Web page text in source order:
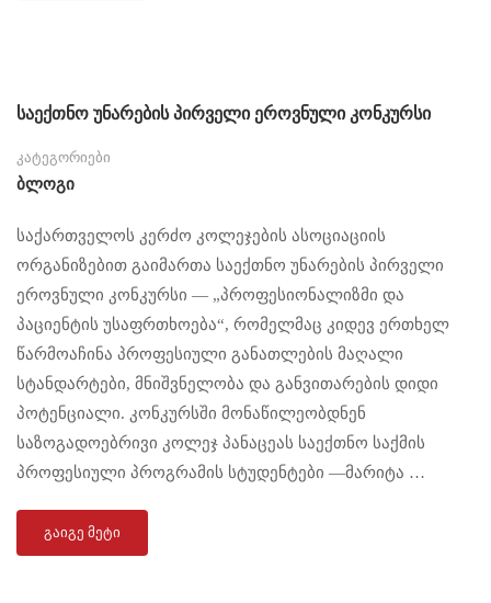
საექთნო უნარების პირველი ეროვნული კონკურსი
კატეგორიები
Ბლოგი
საქართველოს კერძო კოლეჯების ასოციაციის
ორგანიზებით გაიმართა საექთნო უნარების პირველი
ეროვნული კონკურსი — „პროფესიონალიზმი და
პაციენტის უსაფრთხოება“, რომელმაც კიდევ ერთხელ
წარმოაჩინა პროფესიული განათლების მაღალი
სტანდარტები, მნიშვნელობა და განვითარების დიდი
პოტენციალი. კონკურსში მონაწილეობდნენ
საზოგადოებრივი კოლეჯ პანაცეას საექთნო საქმის
პროფესიული პროგრამის სტუდენტები —მარიტა …
ᲒᲐᲘᲒᲔ ᲛᲔᲢᲘ